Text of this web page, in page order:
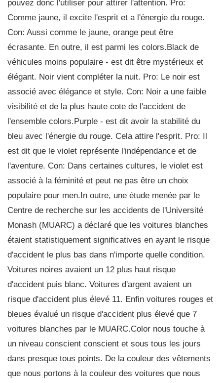
pouvez donc l'utiliser pour attirer l'attention. Pro:
Comme jaune, il excite l'esprit et a l'énergie du rouge.
Con: Aussi comme le jaune, orange peut être
écrasante. En outre, il est parmi les colors.Black de
véhicules moins populaire - est dit être mystérieux et
élégant. Noir vient compléter la nuit. Pro: Le noir est
associé avec élégance et style. Con: Noir a une faible
visibilité et de la plus haute cote de l'accident de
l'ensemble colors.Purple - est dit avoir la stabilité du
bleu avec l'énergie du rouge. Cela attire l'esprit. Pro: Il
est dit que le violet représente l'indépendance et de
l'aventure. Con: Dans certaines cultures, le violet est
associé à la féminité et peut ne pas être un choix
populaire pour men.In outre, une étude menée par le
Centre de recherche sur les accidents de l'Université
Monash (MUARC) a déclaré que les voitures blanches
étaient statistiquement significatives en ayant le risque
d'accident le plus bas dans n'importe quelle condition.
Voitures noires avaient un 12 plus haut risque
d'accident puis blanc. Voitures d'argent avaient un
risque d'accident plus élevé 11. Enfin voitures rouges et
bleues évalué un risque d'accident plus élevé que 7
voitures blanches par le MUARC.Color nous touche à
un niveau conscient conscient et sous tous les jours
dans presque tous points. De la couleur des vêtements
que nous portons à la couleur des voitures que nous